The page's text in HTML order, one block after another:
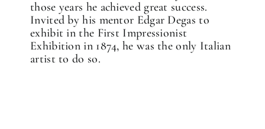
those years he achieved great success.
Invited by his mentor Edgar Degas to
exhibit in the First Impressionist
Exhibition in 1874, he was the only Italian
artist to do so.